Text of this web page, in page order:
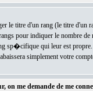
le titre d'un rang (le titre d'un
pour indiquer le nombre de
sp�cifique qui leur est
simplement votre
on me demande de me